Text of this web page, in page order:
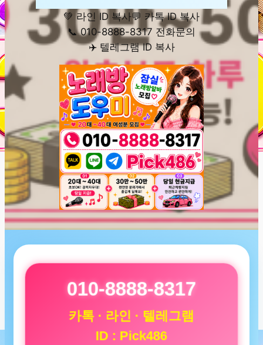
💚 라인 ID 복사💬 카톡 ID 복사
📞 010-8888-8317 전화문의
✈️ 텔레그램 ID 복사
010-8888-8317
카톡 · 라인 · 텔레그램
ID : Pick486